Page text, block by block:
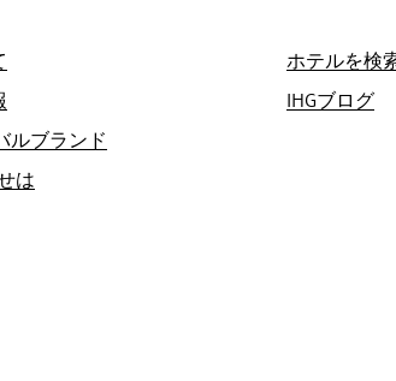
ルブランド
は
ホテルを検
IHGブログ
ます。より低い価格を見つけられた